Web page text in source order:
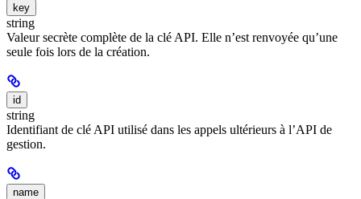
key
string
Valeur secrète complète de la clé API. Elle n’est renvoyée qu’une
seule fois lors de la création.
id
string
Identifiant de clé API utilisé dans les appels ultérieurs à l’API de
gestion.
name